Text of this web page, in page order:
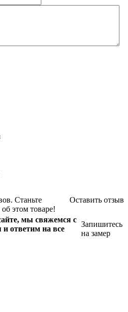
Оставить отзыв
Станьте
этом товаре!
мы свяжемся с
ответим на все
Запишитесь
на замер